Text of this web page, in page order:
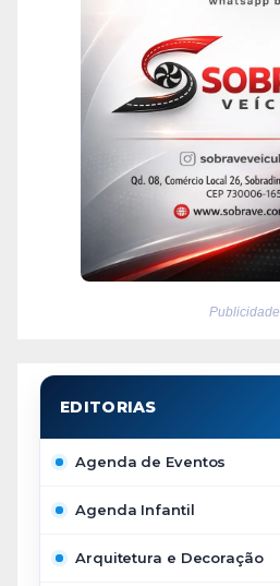
Publicidade
Agenda de Eventos
Agenda Infantil
Arquitetura e Decoração